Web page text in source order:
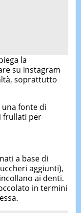
la
su Instagram
soprattutto
una fonte di
frullati per
a base di
aggiunti),
ai denti.
in termini